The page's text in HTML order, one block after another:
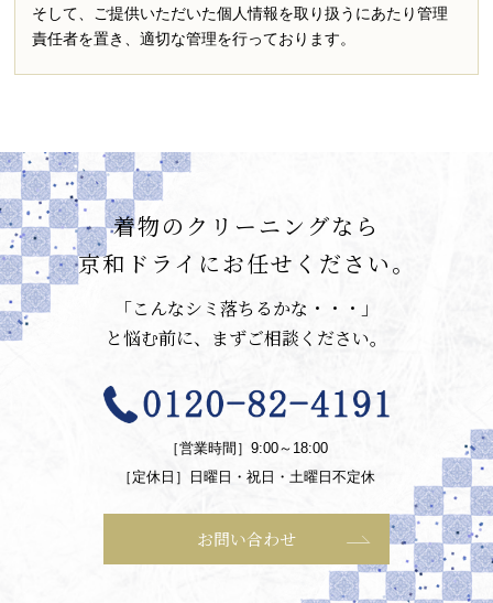
そして、ご提供いただいた個人情報を取り扱うにあたり管理
責任者を置き、適切な管理を行っております。
着物のクリーニングなら
京和ドライにお任せください。
「こんなシミ落ちるかな・・・」
と悩む前に、まずご相談ください。
［営業時間］9:00～18:00
［定休日］日曜日・祝日・土曜日不定休
お問い合わせ